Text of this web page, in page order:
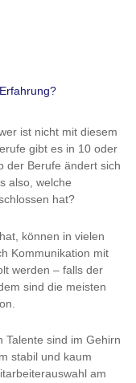
ist nicht mit diesem
gibt es in 10 oder
der Berufe ändert sich
also, welche
hat?
können in vielen
Kommunikation mit
werden – falls der
sind die meisten
Talente sind im Gehirn
stabil und kaum
am